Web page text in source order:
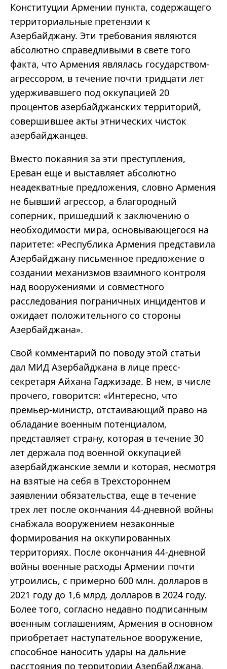
Конституции Армении пункта, содержащего
территориальные претензии к
Азербайджану. Эти требования являются
абсолютно справедливыми в свете того
факта, что Армения являлась государством-
агрессором, в течение почти тридцати лет
удерживавшего под оккупацией 20
процентов азербайджанских территорий,
совершившее акты этнических чисток
азербайджанцев.
Вместо покаяния за эти преступления,
Ереван еще и выставляет абсолютно
неадекватные предложения, словно Армения
не бывший агрессор, а благородный
соперник, пришедший к заключению о
необходимости мира, основывающегося на
паритете: «Республика Армения представила
Азербайджану письменное предложение о
создании механизмов взаимного контроля
над вооружениями и совместного
расследования пограничных инцидентов и
ожидает положительного со стороны
Азербайджана».
Свой комментарий по поводу этой статьи
дал МИД Азербайджана в лице пресс-
секретаря Айхана Гаджизаде. В нем, в числе
прочего, говорится: «Интересно, что
премьер-министр, отстаивающий право на
обладание военным потенциалом,
представляет страну, которая в течение 30
лет держала под военной оккупацией
азербайджанские земли и которая, несмотря
на взятые на себя в Трехстороннем
заявлении обязательства, еще в течение
трех лет после окончания 44-дневной войны
снабжала вооружением незаконные
формирования на оккупированных
территориях. После окончания 44-дневной
войны военные расходы Армении почти
утроились, с примерно 600 млн. долларов в
2021 году до 1,6 млрд. долларов в 2024 году.
Более того, согласно недавно подписанным
военным соглашениям, Армения в основном
приобретает наступательное вооружение,
способное наносить удары на дальние
расстояния по территории Азербайджана.